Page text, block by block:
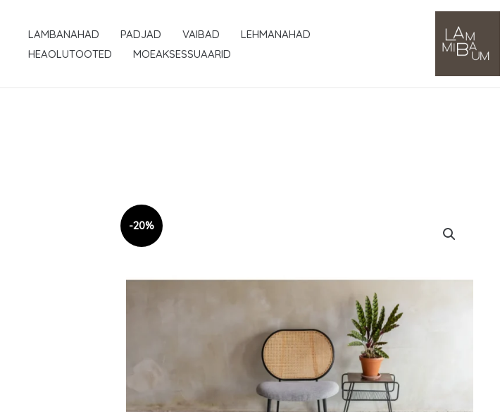
content
LAMBANAHAD PADJAD VAIBAD
LEHMANAHAD
HEAOLUTOOTED
MOEAKSESSUAARID